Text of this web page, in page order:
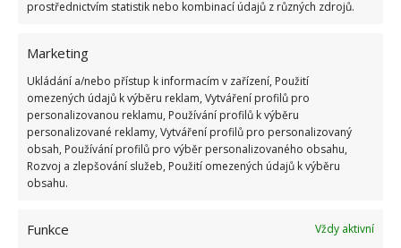
prostřednictvím statistik nebo kombinací údajů z různých zdrojů.
Marketing
Ukládání a/nebo přístup k informacím v zařízení, Použití
omezených údajů k výběru reklam, Vytváření profilů pro
personalizovanou reklamu, Používání profilů k výběru
personalizované reklamy, Vytváření profilů pro personalizovaný
obsah, Používání profilů pro výběr personalizovaného obsahu,
Rozvoj a zlepšování služeb, Použití omezených údajů k výběru
obsahu.
Funkce
Vždy aktivní